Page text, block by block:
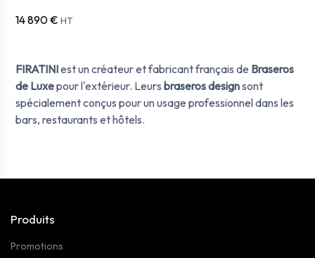
FIRATINIest un créateur et fabricant français de Braseros
de Luxepour l'extérieur. Leursbraseros designsont
spécialement conçus pour un usage professionnel dans les
bars, restaurants et hôtels.
14 890 € HT
Produits
Promotions